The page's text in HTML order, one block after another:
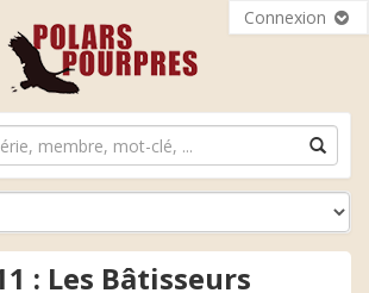
Connexion
: Les Bâtisseurs